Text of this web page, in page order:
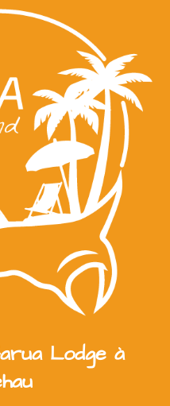
Lodge à